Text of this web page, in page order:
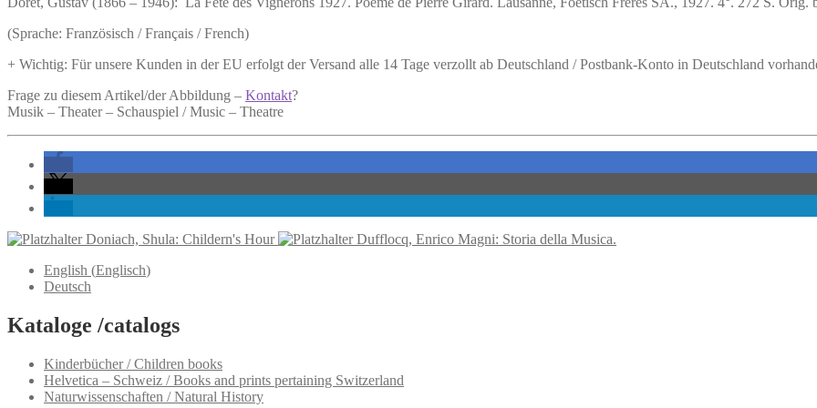
Vignerons
Menge
(Sprache: Französisch / Français / French)
+ Wichtig: Für unsere Kunden in der EU erfolgt der Versand alle 14 Tage verzollt ab Deutschland / Postbank-Konto in Deutschland
Frage zu diesem Artikel/der Abbildung – Kontakt?
Musik – Theater – Schauspiel / Music – Theatre
Doniach, Shula: Childern's Hour
Dufflocq, Enrico Magni: Storia della Musica.
English (Englisch)
Deutsch
Kataloge /catalogs
Kinderbücher / Children books
Helvetica – Schweiz / Books and prints pertaining Switzerland
Naturwissenschaften / Natural History